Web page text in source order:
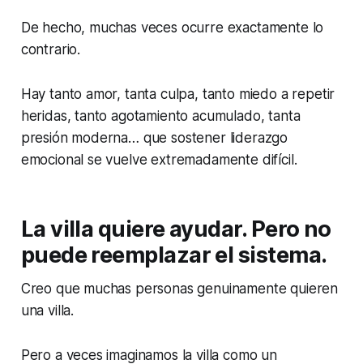
De hecho, muchas veces ocurre exactamente lo
contrario.
Hay tanto amor, tanta culpa, tanto miedo a repetir
heridas, tanto agotamiento acumulado, tanta
presión moderna… que sostener liderazgo
emocional se vuelve extremadamente difícil.
La villa quiere ayudar. Pero no
puede reemplazar el sistema.
Creo que muchas personas genuinamente quieren
una villa.
Pero a veces imaginamos la villa como un